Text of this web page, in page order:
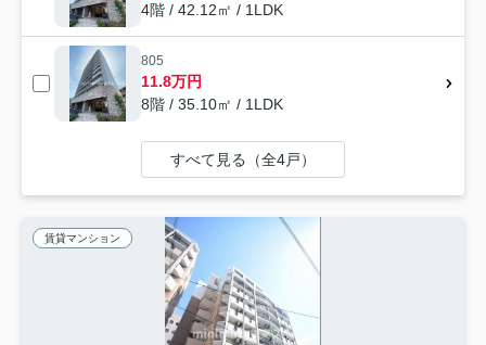
4階 / 42.12㎡ / 1LDK
805
11.8万円
8階 / 35.10㎡ / 1LDK
すべて見る（全4戸）
賃貸マンション